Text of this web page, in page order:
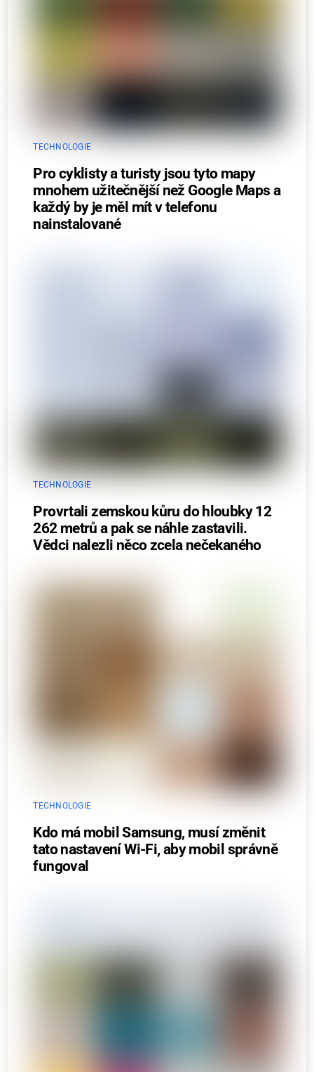
TECHNOLOGIE
Pro cyklisty a turisty jsou tyto mapy
mnohem užitečnější než Google Maps a
každý by je měl mít v telefonu
nainstalované
TECHNOLOGIE
Provrtali zemskou kůru do hloubky 12
262 metrů a pak se náhle zastavili.
Vědci nalezli něco zcela nečekaného
TECHNOLOGIE
Kdo má mobil Samsung, musí změnit
tato nastavení Wi-Fi, aby mobil správně
fungoval